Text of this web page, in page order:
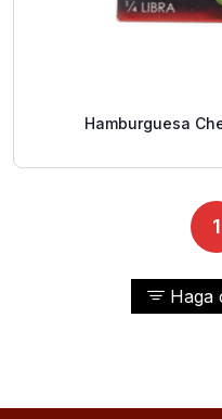
Haga
Hamburguesa
1